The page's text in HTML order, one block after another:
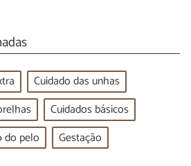
Cuidado das unhas
Cuidados básicos
do pelo
Gestação